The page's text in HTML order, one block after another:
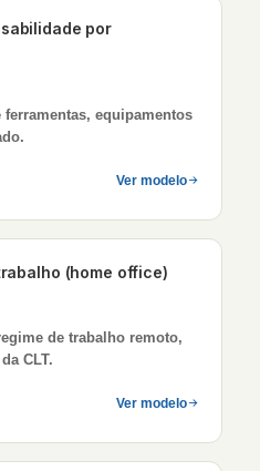
por
ferramentas, equipamentos
Ver modelo
(home office)
de trabalho remoto,
CLT.
Ver modelo